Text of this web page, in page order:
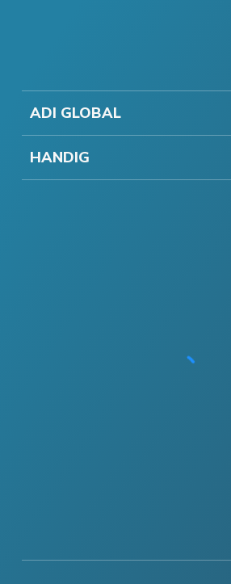
ADI GLOBAL
HANDIG